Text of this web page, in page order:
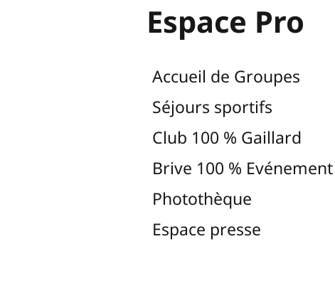
Espace Pro
Accueil de Groupes
Séjours sportifs
Club 100 % Gaillard
Brive 100 % Evénement
Photothèque
Espace presse